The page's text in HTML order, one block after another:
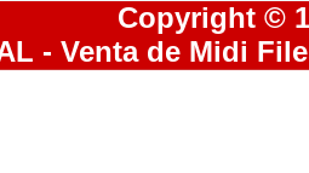
Copyright ©
- Venta de Midi